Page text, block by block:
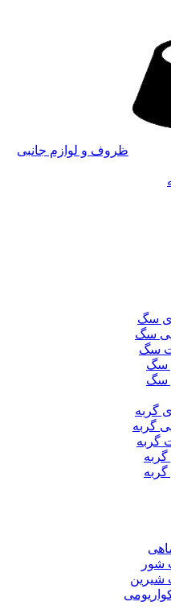
ظروف و لوازم جانبی
سگ
سگ
سگ
سگ
سگ
گربه
گربه
گربه
شور
شیرین